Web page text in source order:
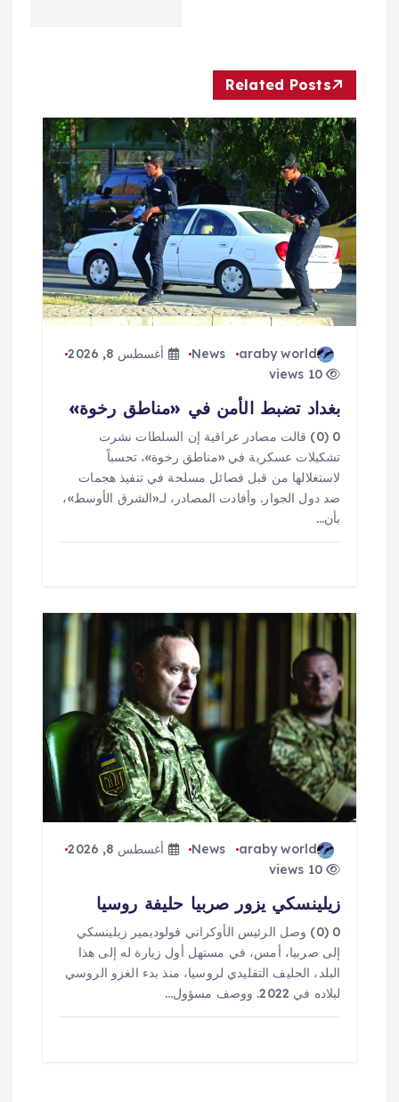
م
ق
ت
Related Posts
araby world
News
أغسطس 8, 2026
10 views
بغداد تضبط الأمن في «مناطق رخوة»
0 (0) قالت مصادر عراقية إن السلطات نشرت
تشكيلات عسكرية في «مناطق رخوة»، تحسباً
لاستغلالها من قبل فصائل مسلحة في تنفيذ هجمات
ضد دول الجوار. وأفادت المصادر، لـ«الشرق الأوسط»،
بأن…
araby world
News
أغسطس 8, 2026
10 views
زيلينسكي يزور صربيا حليفة روسيا
0 (0) وصل الرئيس الأوكراني فولوديمير زيلينسكي
إلى صربيا، أمس، في مستهل أول زيارة له إلى هذا
البلد، الحليف التقليدي لروسيا، منذ بدء الغزو الروسي
لبلاده في 2022. ووصف مسؤول…